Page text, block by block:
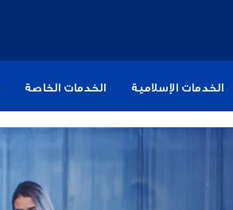
الخدمات الإسلامية الخدمات الخاصة